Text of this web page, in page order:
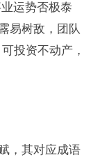
运势否极泰
易树敌，团队
投资不动产，
，其对应成语